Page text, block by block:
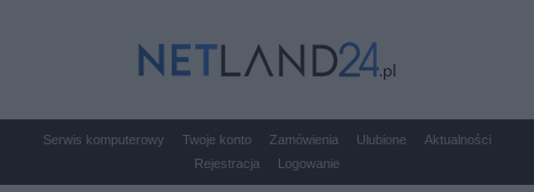
Serwis komputerowy Twoje konto Zamówienia Ulubione
Aktualności
Rejestracja
Logowanie